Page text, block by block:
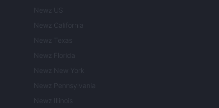
Newz US
Newz California
Newz Texas
Newz Florida
Newz New York
Newz Pennsylvania
Newz Illinois